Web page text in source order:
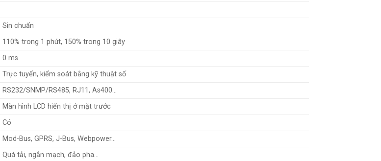
Sin chuẩn
110% trong 1 phút, 150% trong 10 giây
0 ms
Trực tuyến, kiểm soát bằng kỹ thuật số
RS232/SNMP/RS485, RJ11, As400…
Màn hình LCD hiển thị ở mặt trước
Có
Mod-Bus, GPRS, J-Bus, Webpower…
Quá tải, ngắn mạch, đảo pha…